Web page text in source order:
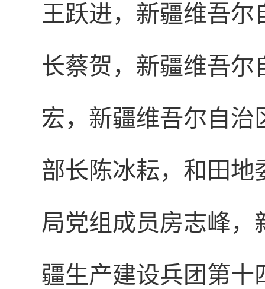
王跃进，新疆维吾
长蔡贺，新疆维吾
宏，新疆维吾尔自治
部长陈冰耘，和田
局党组成员房志峰，
疆生产建设兵团第十